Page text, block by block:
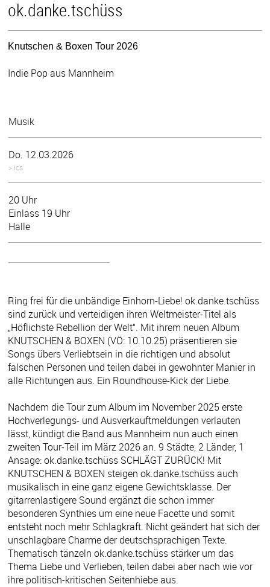
ok.danke.tschüss
Knutschen & Boxen Tour 2026
Indie Pop aus Mannheim
Musik
Do. 12.03.2026
>.ics
20 Uhr
Einlass 19 Uhr
Halle
Ring frei für die unbändige Einhorn-Liebe! ok.danke.tschüss
sind zurück und verteidigen ihren Weltmeister-Titel als
„Höflichste Rebellion der Welt“. Mit ihrem neuen Album
KNUTSCHEN & BOXEN (VÖ: 10.10.25) präsentieren sie
Songs übers Verliebtsein in die richtigen und absolut
falschen Personen und teilen dabei in gewohnter Manier in
alle Richtungen aus. Ein Roundhouse-Kick der Liebe.
Nachdem die Tour zum Album im November 2025 erste
Hochverlegungs- und Ausverkauftmeldungen verlauten
lässt, kündigt die Band aus Mannheim nun auch einen
zweiten Tour-Teil im März 2026 an. 9 Städte, 2 Länder, 1
Ansage: ok.danke.tschüss SCHLÄGT ZURÜCK! Mit
KNUTSCHEN & BOXEN steigen ok.danke.tschüss auch
musikalisch in eine ganz eigene Gewichtsklasse. Der
gitarrenlastigere Sound ergänzt die schon immer
besonderen Synthies um eine neue Facette und somit
entsteht noch mehr Schlagkraft. Nicht geändert hat sich der
unschlagbare Charme der deutschsprachigen Texte.
Thematisch tänzeln ok.danke.tschüss stärker um das
Thema Liebe und Verlieben, teilen dabei aber nach wie vor
ihre politisch-kritischen Seitenhiebe aus.